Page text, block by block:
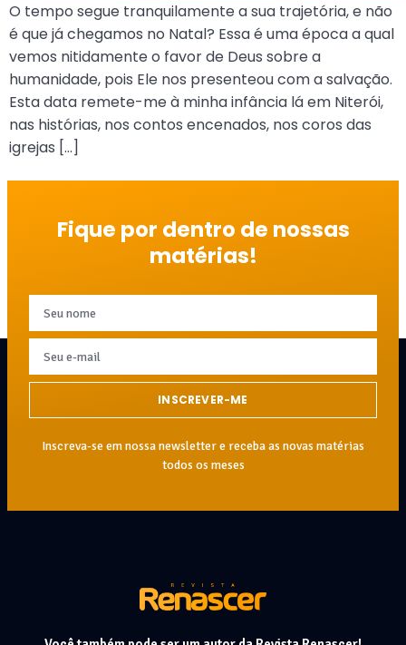
O tempo segue tranquilamente a sua trajetória, e não
é que já chegamos no Natal? Essa é uma época a qual
vemos nitidamente o favor de Deus sobre a
humanidade, pois Ele nos presenteou com a salvação.
Esta data remete-me à minha infância lá em Niterói,
nas histórias, nos contos encenados, nos coros das
igrejas […]
Fique por dentro de nossas
matérias!
INSCREVER-ME
Inscreva-se em nossa newsletter e receba as novas matérias
todos os meses